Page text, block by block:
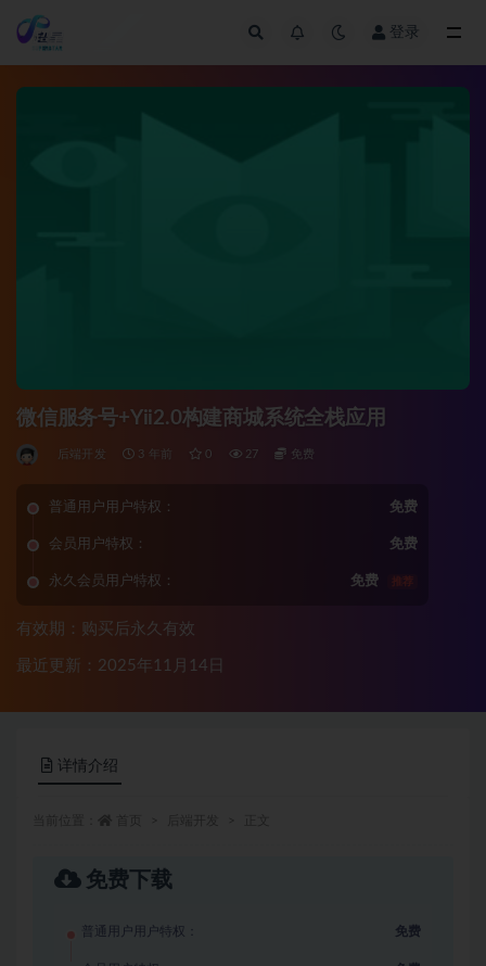
登录
微信服务号+Yii2.0构建商城系统全栈应用
后端开发 3 年前 0 27 免费
普通用户用户特权： 免费
会员用户特权： 免费
永久会员用户特权： 免费 推荐
有效期：购买后永久有效
最近更新：2025年11月14日
详情介绍
免费下载
普通用户用户特权： 免费